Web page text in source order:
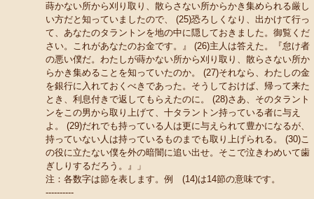
蒔かない所から刈り取り、散らさない所からかき集められる厳し
い方だと知っていましたので、 (25)恐ろしくなり、出かけて行っ
て、あなたのタラントンを地の中に隠しておきました。御覧くだ
さい。これがあなたのお金です。』 (26)主人は答えた。『怠け者
の悪い僕だ。わたしが蒔かない所から刈り取り、散らさない所か
らかき集めることを知っていたのか。 (27)それなら、わたしの金
を銀行に入れておくべきであった。そうしておけば、帰って来た
とき、利息付きで返してもらえたのに。 (28)さあ、そのタラント
ンをこの男から取り上げて、十タラントン持っている者に与え
よ。 (29)だれでも持っている人は更に与えられて豊かになるが、
持っていない人は持っているものまでも取り上げられる。 (30)こ
の役に立たない僕を外の暗闇に追い出せ。そこで泣きわめいて歯
ぎしりするだろう。』」
注：各数字は節を表します。例 (14)は14節の意味です。
----------